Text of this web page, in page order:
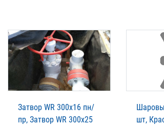
Затвор WR 300х16 пн/
пр, Затвор WR 300х25
шт,